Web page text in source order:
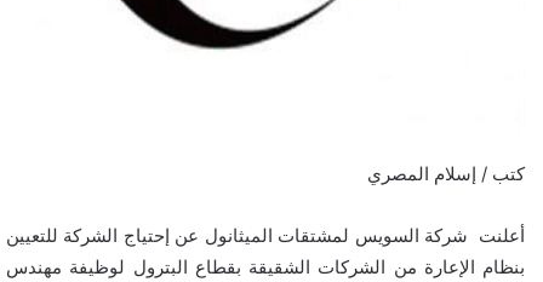
كتب / إسلام المصري
أعلنت شركة السويس لمشتقات الميثانول عن إحتياج الشركة للتعيين
بنظام الإعارة من الشركات الشقيقة بقطاع البترول لوظيفة مهندس